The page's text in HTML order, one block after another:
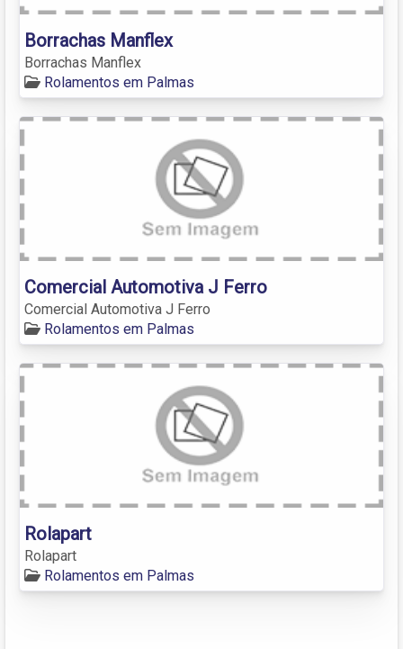
Borrachas Manflex
Borrachas Manflex
Rolamentos em Palmas
Comercial Automotiva J Ferro
Comercial Automotiva J Ferro
Rolamentos em Palmas
Rolapart
Rolapart
Rolamentos em Palmas